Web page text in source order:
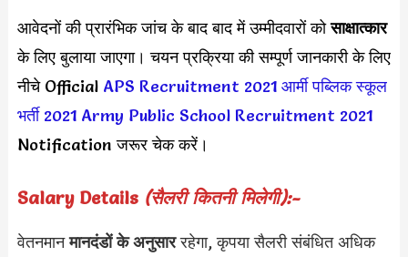
आवेदनों की प्रारंभिक जांच के बाद बाद में उम्मीदवारों कोसाक्षात्कार
के लिए बुलाया जाएगा। चयन प्रक्रिया की सम्पूर्ण जानकारी के लिए
नीचे Official APS Recruitment 2021 आर्मी पब्लिक स्कूल
भर्ती 2021 Army Public School Recruitment 2021
Notification जरूर चेक करें।
Salary Details (सैलरी कितनी मिलेगी):-
वेतनमानमानदंडों के अनुसाररहेगा, कृपया सैलरी संबंधित अधिक